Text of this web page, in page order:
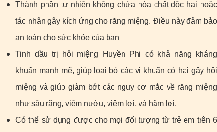
Thành phần tự nhiên không chứa hóa chất độc hại hoặc
tác nhân gây kích ứng cho răng miệng. Điều này đảm bảo
an toàn cho sức khỏe của bạn
Tinh dầu trị hôi miệng Huyền Phi có khả năng kháng
khuẩn mạnh mẽ, giúp loại bỏ các vi khuẩn có hại gây hôi
miệng và giúp giảm bớt các nguy cơ mắc về răng miệng
như sâu răng, viêm nướu, viêm lợi, và hăm lợi.
Có thể sử dụng được cho mọi đối tượng từ trẻ em trên 6